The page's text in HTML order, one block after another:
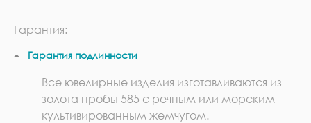
Гарантия:
Гарантия подлинности
Все ювелирные изделия изготавливаются из
золота пробы 585 с речным или морским
культивированным жемчугом.